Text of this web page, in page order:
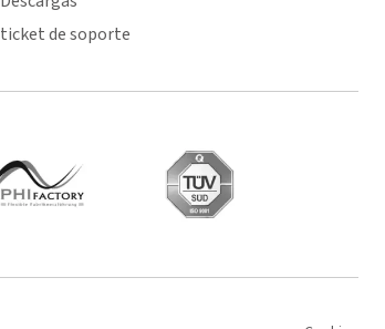
ticket de soporte